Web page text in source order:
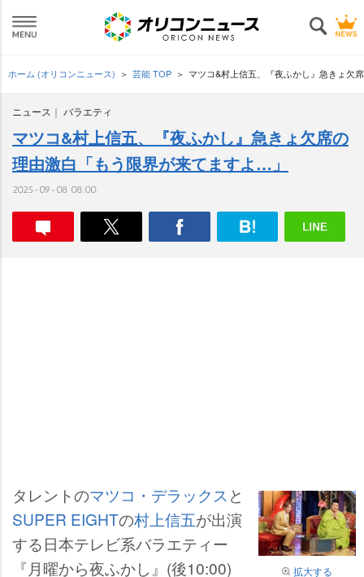
ホーム (オリコンニュース) 芸能 TOP マツコ&村上信五、『夜ふかし』急きょ欠
ニュース バラエティ
マツコ&村上信五、『夜ふかし』急きょ欠席の
理由激白「もう限界が来てますよ…」
2025-09-08 08:00
拡大する
タレントのマツコ・デラックス と
SUPER EIGHTの村上信五が出演
する日本テレビ系バラエティー
『月曜から夜ふかし』(後10:00)